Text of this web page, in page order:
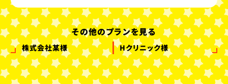
その他のプランを見る
株式会社某様 Hクリニック様